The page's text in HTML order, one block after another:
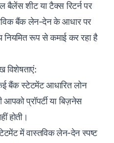
बैलेंस शीट या टैक्स रिटर्न पर
बैंक लेन-देन के आधार पर
नियमित रूप से कमाई कर रहा है
विशेषताएं:
बैंक स्टेटमेंट आधारित लोन
प्रॉपर्टी या बिज़नेस
होती।
में वास्तविक लेन-देन स्पष्ट